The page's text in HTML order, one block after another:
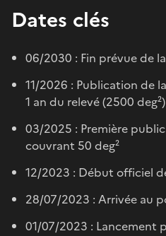
Dates clés
06/2030 : Fin prévue de
11/2026 : Publication de
1 an du relevé (2500 deg²)
03/2025 : Première
couvrant 50 deg²
12/2023 : Début officiel
28/07/2023 : Arrivée au
01/07/2023 : Lancement